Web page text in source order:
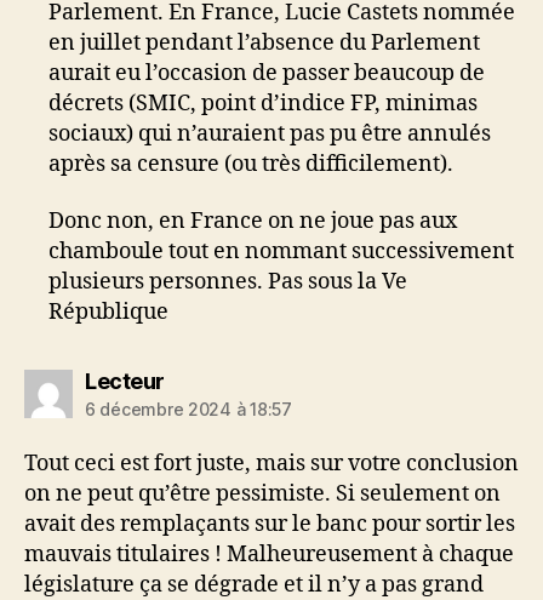
Parlement. En France, Lucie Castets nommée
en juillet pendant l’absence du Parlement
aurait eu l’occasion de passer beaucoup de
décrets (SMIC, point d’indice FP, minimas
sociaux) qui n’auraient pas pu être annulés
après sa censure (ou très difficilement).
Donc non, en France on ne joue pas aux
chamboule tout en nommant successivement
plusieurs personnes. Pas sous la Ve
République
Lecteurdit :
6 décembre 2024 à 18:57
Tout ceci est fort juste, mais sur votre conclusion
on ne peut qu’être pessimiste. Si seulement on
avait des remplaçants sur le banc pour sortir les
mauvais titulaires ! Malheureusement à chaque
législature ça se dégrade et il n’y a pas grand